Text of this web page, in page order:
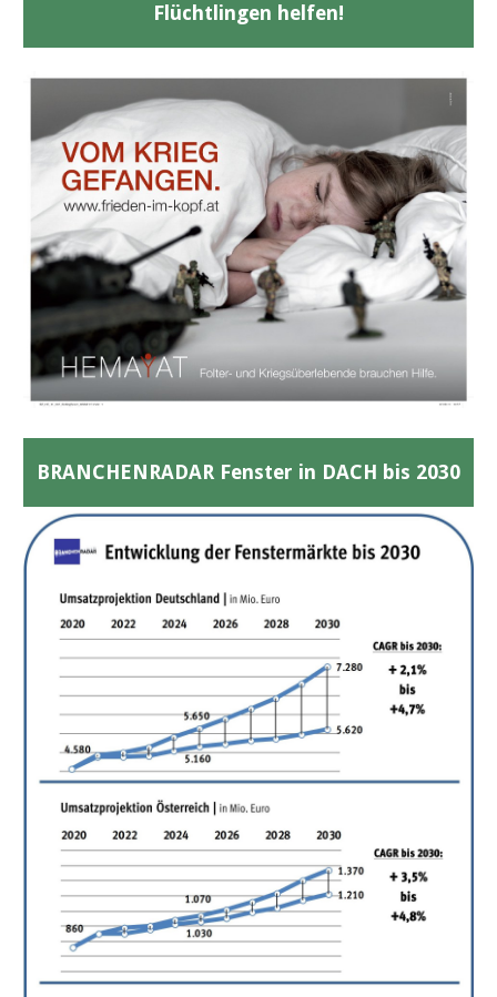
Flüchtlingen helfen!
BRANCHENRADAR Fenster in DACH bis 2030